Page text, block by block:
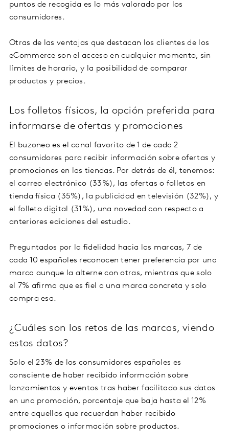
puntos de recogida es lo más valorado por los
consumidores.
Otras de las ventajas que destacan los clientes de los
eCommerce son el acceso en cualquier momento, sin
límites de horario, y la posibilidad de comparar
productos y precios.
Los folletos físicos, la opción preferida para
informarse de ofertas y promociones
El buzoneo es el canal favorito de 1 de cada 2
consumidores para recibir información sobre ofertas y
promociones en las tiendas. Por detrás de él, tenemos:
el correo electrónico (33%), las ofertas o folletos en
tienda física (35%), la publicidad en televisión (32%), y
el folleto digital (31%), una novedad con respecto a
anteriores ediciones del estudio.
Preguntados por la fidelidad hacia las marcas, 7 de
cada 10 españoles reconocen tener preferencia por una
marca aunque la alterne con otras, mientras que solo
el 7% afirma que es fiel a una marca concreta y solo
compra esa.
¿Cuáles son los retos de las marcas, viendo
estos datos?
Solo el 23% de los consumidores españoles es
consciente de haber recibido información sobre
lanzamientos y eventos tras haber facilitado sus datos
en una promoción, porcentaje que baja hasta el 12%
entre aquellos que recuerdan haber recibido
promociones o información sobre productos.